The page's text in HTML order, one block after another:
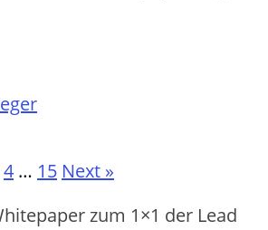
4 … 15 Next »
zum 1×1 der Lead